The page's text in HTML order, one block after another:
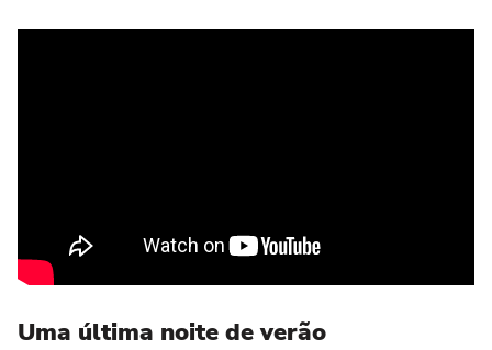
Uma última noite de verão